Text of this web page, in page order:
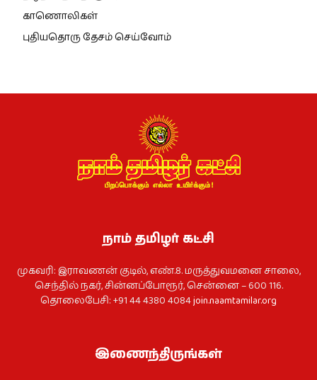
காணொலிகள்
புதியதொரு தேசம் செய்வோம்
நாம் தமிழர் கட்சி
முகவரி: இராவணன் குடில், எண்.8. மருத்துவமனை சாலை,
செந்தில் நகர், சின்னப்போரூர், சென்னை – 600 116.
தொலைபேசி: +91 44 4380 4084join.naamtamilar.org
இணைந்திருங்கள்